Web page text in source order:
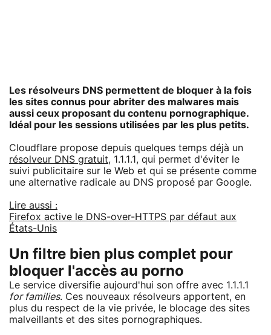
Les résolveurs DNS permettent de bloquer à la fois
les sites connus pour abriter des malwares mais
aussi ceux proposant du contenu pornographique.
Idéal pour les sessions utilisées par les plus petits.
Cloudflare propose depuis quelques temps déjà un
résolveur DNS gratuit, 1.1.1.1, qui permet d'éviter le
suivi publicitaire sur le Web et qui se présente comme
une alternative radicale au DNS proposé par Google.
Lire aussi :
Firefox active le DNS-over-HTTPS par défaut aux
États-Unis
Un filtre bien plus complet pour
bloquer l'accès au porno
Le service diversifie aujourd'hui son offre avec 1.1.1.1
for families. Ces nouveaux résolveurs apportent, en
plus du respect de la vie privée, le blocage des sites
malveillants et des sites pornographiques.